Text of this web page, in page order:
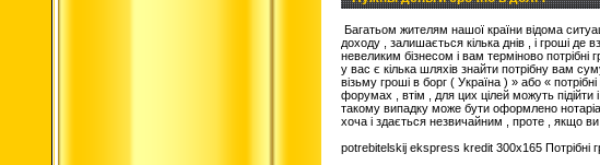
Багатьом жителям нашої країни відома
доходу , залишається кілька днів , і гроші де
невеликим бізнесом і вам терміново потрібні
у вас є кілька шляхів знайти потрібну вам
візьму гроші в борг ( Україна ) » або «
форумах , втім , для цих цілей можуть підійти
такому випадку може бути оформлено
хоча і здається незвичайним , проте , якщо ви
potrebitelskij ekspress kredit 300x165 Потрібні